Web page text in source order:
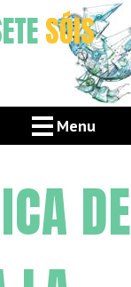
SÓIS
Menu
DE